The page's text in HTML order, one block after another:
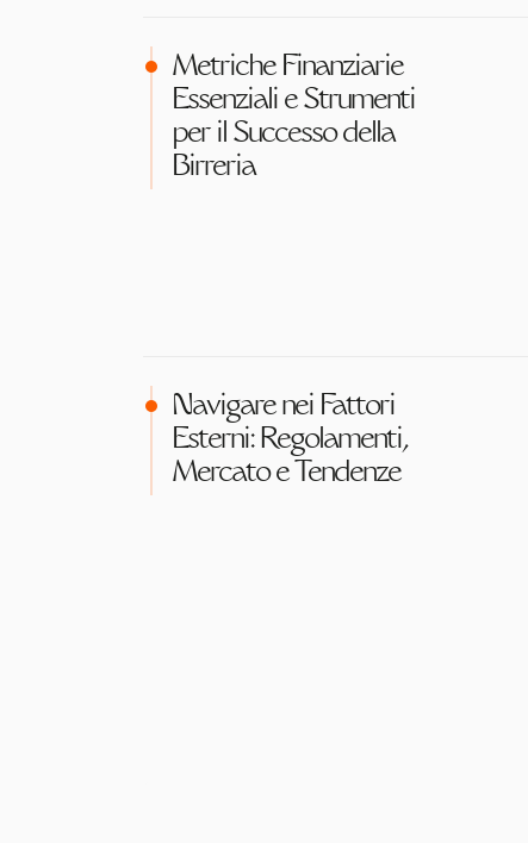
Metriche Finanziarie
Essenziali e Strumenti
per il Successo della
Birreria
Navigare nei Fattori
Esterni: Regolamenti,
Mercato e Tendenze